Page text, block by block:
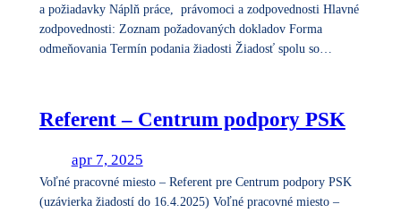
a požiadavky Náplň práce, právomoci a zodpovednosti Hlavné
zodpovednosti: Zoznam požadovaných dokladov Forma
odmeňovania Termín podania žiadosti Žiadosť spolu so…
Referent – Centrum podpory PSK
apr 7, 2025
Voľné pracovné miesto – Referent pre Centrum podpory PSK
(uzávierka žiadostí do 16.4.2025) Voľné pracovné miesto –